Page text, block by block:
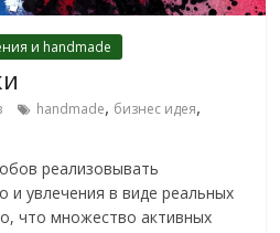
и handmade
handmade, бизнес идея,
реализовывать
и увлечения в виде реальных
что множество активных